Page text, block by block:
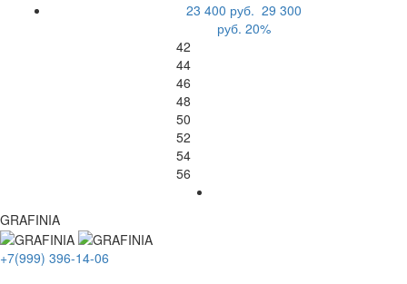
23 400 руб. 29 300
руб. 20%
42
44
46
48
50
52
54
56
GRAFINIA
+7(999) 396-14-06